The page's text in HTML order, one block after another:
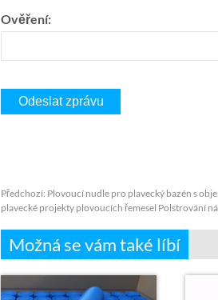
Ověření:
Předchozí: Plovoucí nudle pro plavecký bazén s
plavecké projekty plovoucích řemesel Polstrování
Možná se vám také líbí